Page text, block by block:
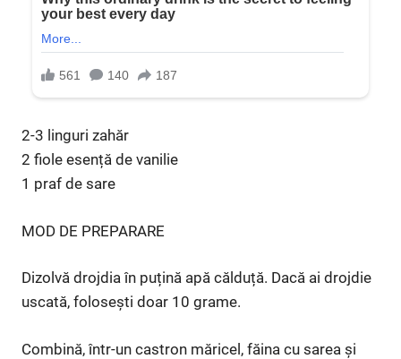
2-3 linguri zahăr
2 fiole esență de vanilie
1 praf de sare
MOD DE PREPARARE
Dizolvă drojdia în puțină apă călduță. Dacă ai drojdie
uscată, folosești doar 10 grame.
Combină, într-un castron măricel, făina cu sarea și